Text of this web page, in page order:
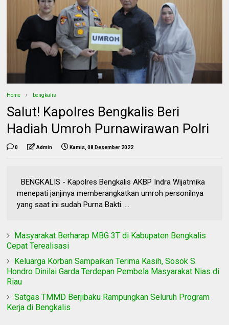
Home bengkalis
Salut! Kapolres Bengkalis Beri
Hadiah Umroh Purnawirawan Polri
0 Admin Kamis, 08 Desember 2022
BENGKALIS - Kapolres Bengkalis AKBP Indra Wijatmika
menepati janjinya memberangkatkan umroh personilnya
yang saat ini sudah Purna Bakti. ...
Masyarakat Berharap MBG 3T di Kabupaten Bengkalis
Cepat Terealisasi
Keluarga Korban Sampaikan Terima Kasih, Sosok S.
Hondro Dinilai Garda Terdepan Pembela Masyarakat Nias di
Riau
Satgas TMMD Berjibaku Rampungkan Seluruh Program
Kerja di Bengkalis